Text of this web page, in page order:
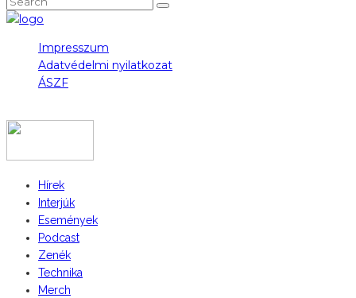
Impresszum
Adatvédelmi nyilatkozat
ÁSZF
Hírek
Interjúk
Események
Podcast
Zenék
Technika
Merch